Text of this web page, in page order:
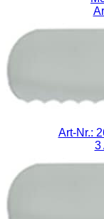
Art-Nr.:
3